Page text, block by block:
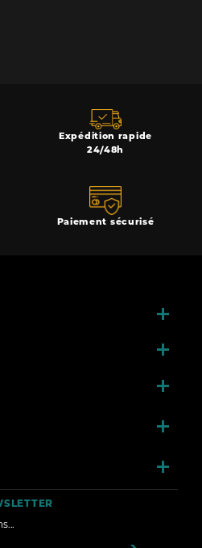
Expédition rapide
24/48h
Paiement sécurisé




